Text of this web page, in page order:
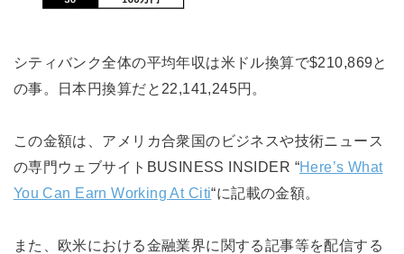
シティバンク全体の平均年収は米ドル換算で$210,869と
の事。日本円換算だと22,141,245円。
この金額は、アメリカ合衆国のビジネスや技術ニュース
の専門ウェブサイトBUSINESS INSIDER “Here’s What
You Can Earn Working At Citi“に記載の金額。
また、欧米における金融業界に関する記事等を配信する